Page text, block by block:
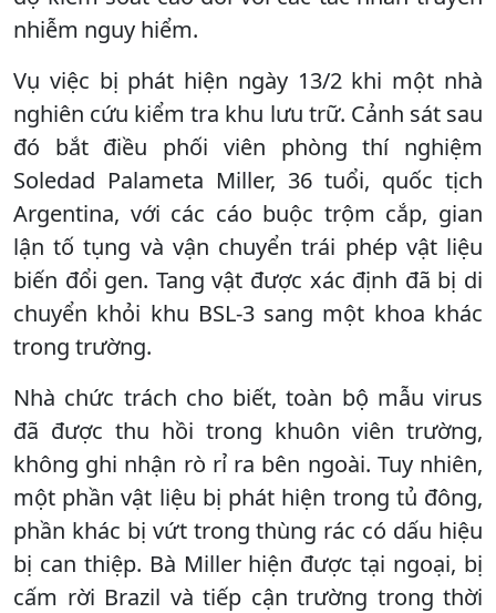
nhiễm nguy hiểm.
Vụ việc bị phát hiện ngày 13/2 khi một nhà
nghiên cứu kiểm tra khu lưu trữ. Cảnh sát sau
đó bắt điều phối viên phòng thí nghiệm
Soledad Palameta Miller, 36 tuổi, quốc tịch
Argentina, với các cáo buộc trộm cắp, gian
lận tố tụng và vận chuyển trái phép vật liệu
biến đổi gen. Tang vật được xác định đã bị di
chuyển khỏi khu BSL-3 sang một khoa khác
trong trường.
Nhà chức trách cho biết, toàn bộ mẫu virus
đã được thu hồi trong khuôn viên trường,
không ghi nhận rò rỉ ra bên ngoài. Tuy nhiên,
một phần vật liệu bị phát hiện trong tủ đông,
phần khác bị vứt trong thùng rác có dấu hiệu
bị can thiệp. Bà Miller hiện được tại ngoại, bị
cấm rời Brazil và tiếp cận trường trong thời